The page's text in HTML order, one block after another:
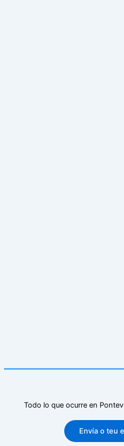
Todo lo que ocurre en
Envía o teu